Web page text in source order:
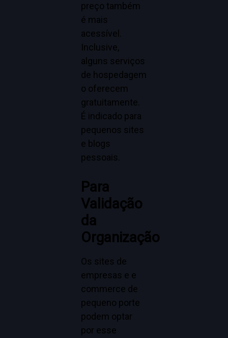
preço também
é mais
acessível.
Inclusive,
alguns serviços
de hospedagem
o oferecem
gratuitamente.
É indicado para
pequenos sites
e blogs
pessoais.
Para
Validação
da
Organização
Os sites de
empresas e e
commerce de
pequeno porte
podem optar
por esse